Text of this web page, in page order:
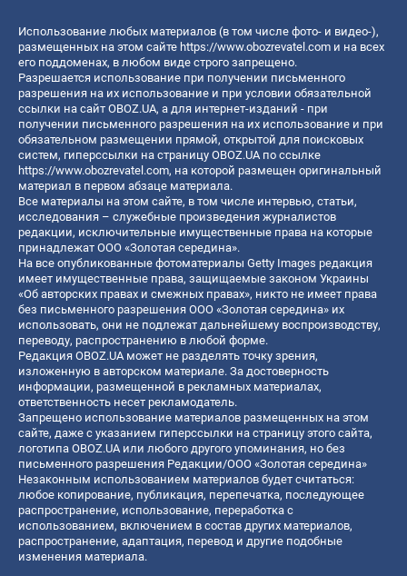
Использование любых материалов (в том числе фото- и видео-),
размещенных на этом сайте https://www.obozrevatel.com и на всех
его поддоменах, в любом виде строго запрещено.
Разрешается использование при получении письменного
разрешения на их использование и при условии обязательной
ссылки на сайт OBOZ.UA, а для интернет-изданий - при
получении письменного разрешения на их использование и при
обязательном размещении прямой, открытой для поисковых
систем, гиперссылки на страницу OBOZ.UA по ссылке
https://www.obozrevatel.com, на которой размещен оригинальный
материал в первом абзаце материала.
Все материалы на этом сайте, в том числе интервью, статьи,
исследования – служебные произведения журналистов
редакции, исключительные имущественные права на которые
принадлежат ООО «Золотая середина».
На все опубликованные фотоматериалы Getty Images редакция
имеет имущественные права, защищаемые законом Украины
«Об авторских правах и смежных правах», никто не имеет права
без письменного разрешения ООО «Золотая середина» их
использовать, они не подлежат дальнейшему воспроизводству,
переводу, распространению в любой форме.
Редакция OBOZ.UA может не разделять точку зрения,
изложенную в авторском материале. За достоверность
информации, размещенной в рекламных материалах,
ответственность несет рекламодатель.
Запрещено использование материалов размещенных на этом
сайте, даже с указанием гиперссылки на страницу этого сайта,
логотипа OBOZ.UA или любого другого упоминания, но без
письменного разрешения Редакции/ООО «Золотая середина»
Незаконным использованием материалов будет считаться:
любое копирование, публикация, перепечатка, последующее
распространение, использование, переработка с
использованием, включением в состав других материалов,
распространение, адаптация, перевод и другие подобные
изменения материала.